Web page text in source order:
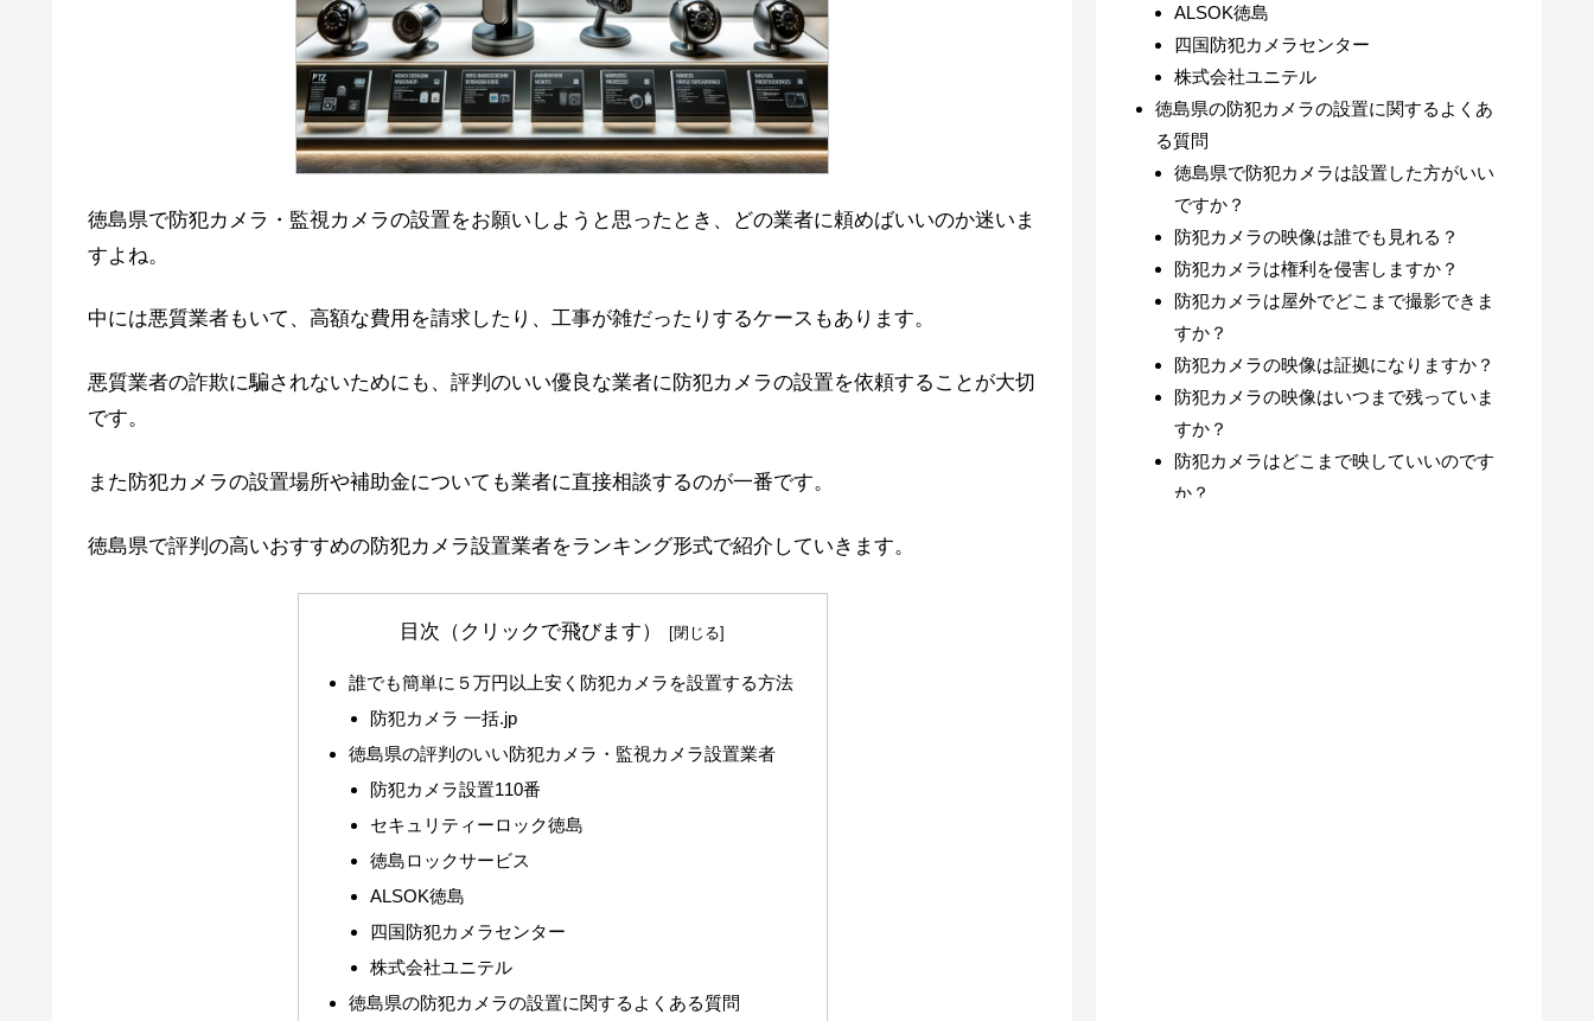
徳島県で防犯カメラ・監視カメラの設置をお願いしようと思ったとき、どの業者に頼めばいいのか迷いま
すよね。
中には悪質業者もいて、高額な費用を請求したり、工事が雑だったりするケースもあります。
悪質業者の詐欺に騙されないためにも、評判のいい優良な業者に防犯カメラの設置を依頼することが大切
です。
また防犯カメラの設置場所や補助金についても業者に直接相談するのが一番です。
徳島県で評判の高いおすすめの防犯カメラ設置業者をランキング形式で紹介していきます。
目次（クリックで飛びます）
誰でも簡単に５万円以上安く防犯カメラを設置する方法
防犯カメラ 一括.jp
徳島県の評判のいい防犯カメラ・監視カメラ設置業者
防犯カメラ設置110番
セキュリティーロック徳島
徳島ロックサービス
ALSOK徳島
四国防犯カメラセンター
株式会社ユニテル
徳島県の防犯カメラの設置に関するよくある質問
ALSOK徳島
四国防犯カメラセンター
株式会社ユニテル
徳島県の防犯カメラの設置に関するよくあ
る質問
徳島県で防犯カメラは設置した方がいい
ですか？
防犯カメラの映像は誰でも見れる？
防犯カメラは権利を侵害しますか？
防犯カメラは屋外でどこまで撮影できま
すか？
防犯カメラの映像は証拠になりますか？
防犯カメラの映像はいつまで残っていま
すか？
防犯カメラはどこまで映していいのです
か？